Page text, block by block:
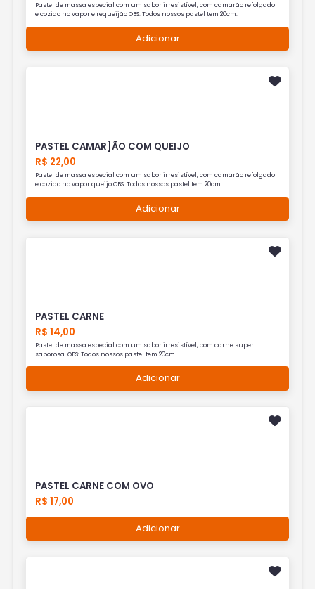
Pastel de massa especial com um sabor irresistível, com camarão refolgado
e cozido no vapor e requeijão OBS: Todos nossos pastel tem 20cm.
Adicionar
PASTEL CAMAR]ÃO COM QUEIJO
R$ 22,00
Pastel de massa especial com um sabor irresistível, com camarão refolgado
e cozido no vapor queijo OBS: Todos nossos pastel tem 20cm.
Adicionar
PASTEL CARNE
R$ 14,00
Pastel de massa especial com um sabor irresistível, com carne super
saborosa. OBS: Todos nossos pastel tem 20cm.
Adicionar
PASTEL CARNE COM OVO
R$ 17,00
Adicionar